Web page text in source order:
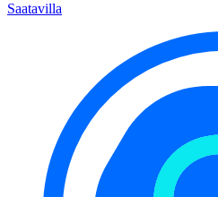
Saatavilla